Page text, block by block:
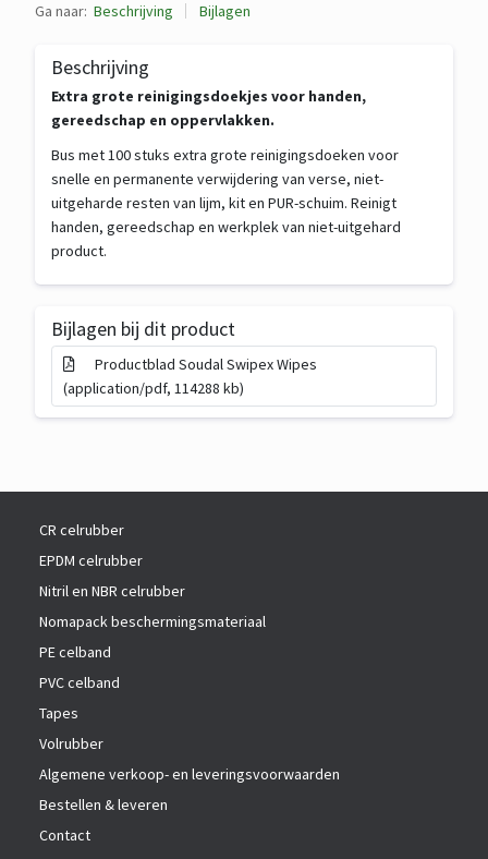
Ga naar: Beschrijving Bijlagen
Beschrijving
Extra grote reinigingsdoekjes voor handen,
gereedschap en oppervlakken.
Bus met 100 stuks extra grote reinigingsdoeken voor
snelle en permanente verwijdering van verse, niet-
uitgeharde resten van lijm, kit en PUR-schuim. Reinigt
handen, gereedschap en werkplek van niet-uitgehard
product.
Bijlagen bij dit product
Productblad Soudal Swipex Wipes
(application/pdf, 114288 kb)
CR celrubber
EPDM celrubber
Nitril en NBR celrubber
Nomapack beschermingsmateriaal
PE celband
PVC celband
Tapes
Volrubber
Algemene verkoop- en leveringsvoorwaarden
Bestellen & leveren
Contact